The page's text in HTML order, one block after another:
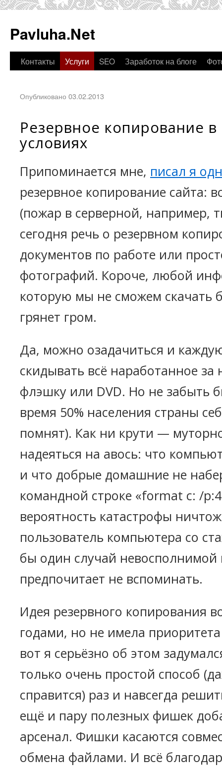
Pavluha.Net
Контакты Услуги SEO Заработок на блоге
Опубликовано 03.02.2013
Резервное копирование
условиях
Припоминается мне, писал я
резервное копирование сайта:
(пожар в серверной, например,
сегодня речь о резервном
документов по работе или
фотографий. Короче, любой
которую мы не сможем скачать
грянет гром.
Да, можно озадачиться и
скидывать всё наработанное за
флэшку или DVD. Но не забыть
время 50% населения страны
помнят). Как ни крути —
надеяться на авось: что
и что добрые домашние не
командной строке «format c: /
вероятность катастрофы
пользователь компьютера со
бы один случай невосполнимой
предпочитает не вспоминать.
Идея резервного копирования
годами, но не имела
вот я серьёзно об этом
только очень простой способ
справится) раз и навсегда
ещё и пару полезных фишек
арсенал. Фишки касаются
обмена файлами. И всё